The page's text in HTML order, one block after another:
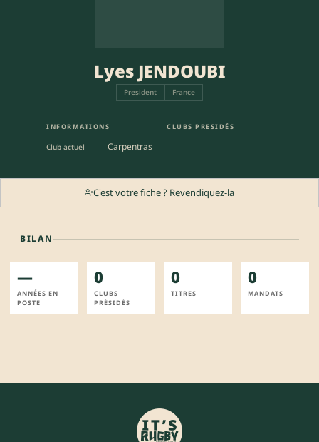
Lyes JENDOUBI
President France
INFORMATIONS
Club actuel Carpentras
CLUBS PRESIDÉS
C'est votre fiche ? Revendiquez-la
BILAN
—
ANNÉES EN
POSTE
0
CLUBS
PRÉSIDÉS
0
TITRES
0
MANDATS